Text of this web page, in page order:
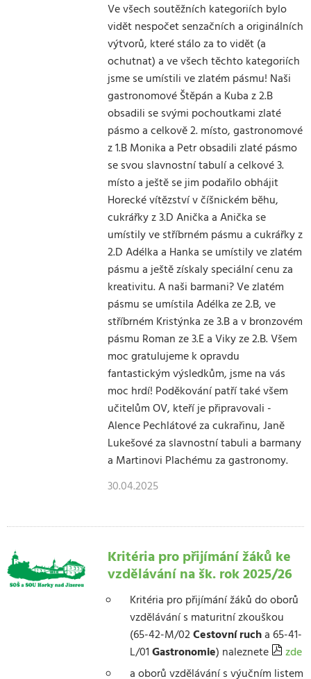
Ve všech soutěžních kategoriích bylo
vidět nespočet senzačních a originálních
výtvorů, které stálo za to vidět (a
ochutnat) a ve všech těchto kategoriích
jsme se umístili ve zlatém pásmu! Naši
gastronomové Štěpán a Kuba z 2.B
obsadili se svými pochoutkami zlaté
pásmo a celkově 2. místo, gastronomové
z 1.B Monika a Petr obsadili zlaté pásmo
se svou slavnostní tabulí a celkové 3.
místo a ještě se jim podařilo obhájit
Horecké vítězství v číšnickém běhu,
cukrářky z 3.D Anička a Anička se
umístily ve stříbrném pásmu a cukrářky z
2.D Adélka a Hanka se umístily ve zlatém
pásmu a ještě získaly speciální cenu za
kreativitu. A naši barmani? Ve zlatém
pásmu se umístila Adélka ze 2.B, ve
stříbrném Kristýnka ze 3.B a v bronzovém
pásmu Roman ze 3.E a Viky ze 2.B. Všem
moc gratulujeme k opravdu
fantastickým výsledkům, jsme na vás
moc hrdí! Poděkování patří také všem
učitelům OV, kteří je připravovali -
Alence Pechlátové za cukrařinu, Janě
Lukešové za slavnostní tabuli a barmany
a Martinovi Plachému za gastronomy.
30.04.2025
Kritéria pro přijímání žáků ke
vzdělávání na šk. rok 2025/26
Kritéria pro přijímání žáků do oborů
vzdělávání s maturitní zkouškou
(65-42-M/02Cestovní rucha 65-41-
L/01Gastronomie) naleznete
zde
a oborů vzdělávání s výučním listem